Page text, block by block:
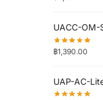
UACC-OM-
฿1,390.00
UAP-AC-